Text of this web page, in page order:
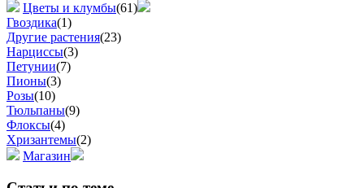
Цветы и клумбы(61)
Гвоздика(1)
Другие растения(23)
Нарциссы(3)
Петунии(7)
Пионы(3)
Розы(10)
Тюльпаны(9)
Флоксы(4)
Хризантемы(2)
Магазин